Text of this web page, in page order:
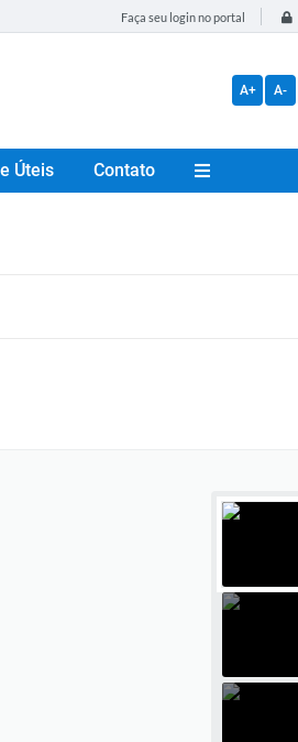
Faça seu login no portal
A+ A-
Úteis Contato